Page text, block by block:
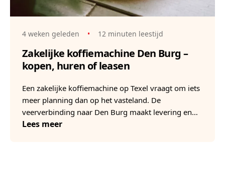
4 weken geleden • 12 minuten leestijd
Zakelijke koffiemachine Den Burg –
kopen, huren of leasen
Een zakelijke koffiemachine op Texel vraagt om iets
meer planning dan op het vasteland. De
veerverbinding naar Den Burg maakt levering en…
Lees meer